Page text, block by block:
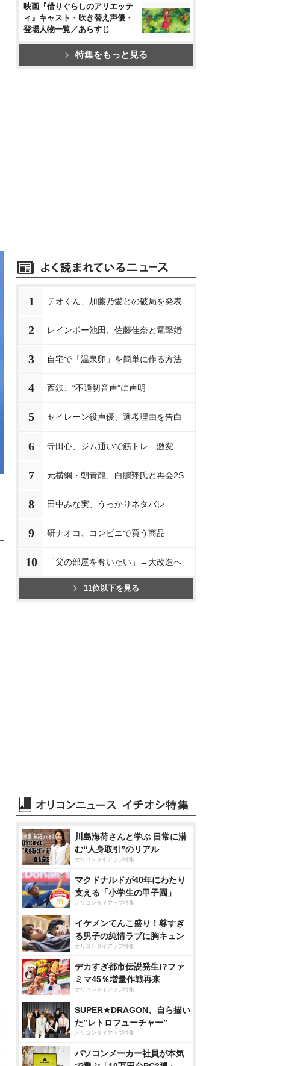
映画『借りぐらしのアリエッテ
ィ』キャスト・吹き替え声優・
登場人物一覧／あらすじ
特集をもっと見る
1 テオくん、加藤乃愛との破局を発表
2 レインボー池田、佐藤佳奈と電撃婚
3 自宅で「温泉卵」を簡単に作る方法
4 西鉄、“不適切音声”に声明
5 セイレーン役声優、選考理由を告白
6 寺田心、ジム通いで筋トレ…激変
7 元横綱・朝青龍、白鵬翔氏と再会2S
8 田中みな実、うっかりネタバレ
9 研ナオコ、コンビニで買う商品
10 「父の部屋を奪いたい」→大改造へ
11位以下を見る
川島海荷さんと学ぶ 日常に潜
む“人身取引”のリアル
オリコンタイアップ特集
マクドナルドが40年にわたり
支える「小学生の甲子園」
オリコンタイアップ特集
イケメンてんこ盛り！尊すぎ
る男子の純情ラブに胸キュン
オリコンタイアップ特集
デカすぎ都市伝説発生!?ファ
ミマ45％増量作戦再来
オリコンタイアップ特集
SUPER★DRAGON、自ら描い
た”レトロフューチャー”
オリコンタイアップ特集
パソコンメーカー社員が本気